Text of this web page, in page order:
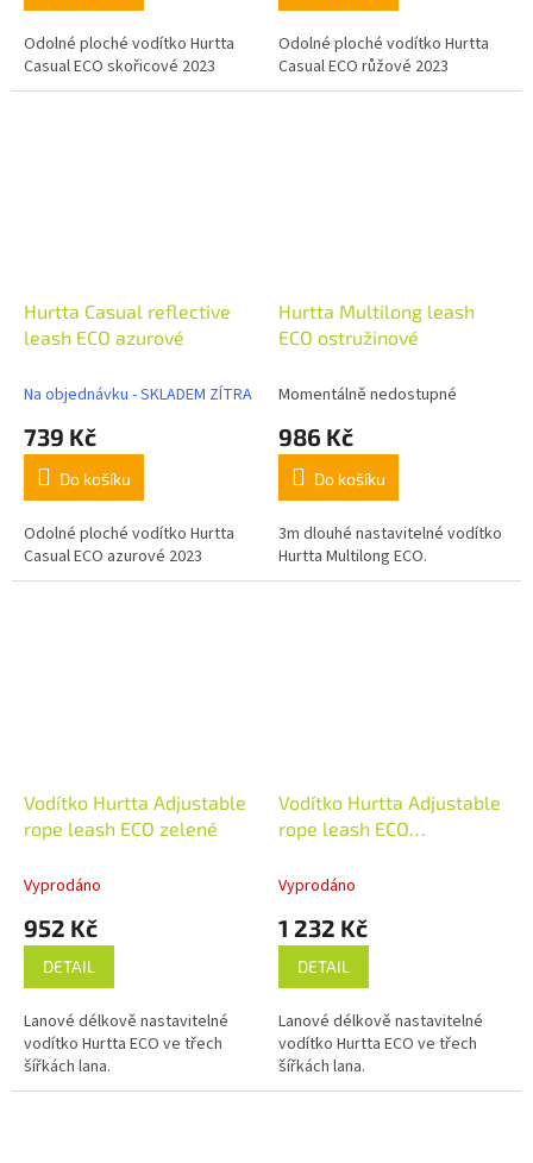
Odolné ploché vodítko Hurtta
Casual ECO skořicové 2023
Odolné ploché vodítko Hurtta
Casual ECO růžové 2023
Hurtta Casual reflective
leash ECO azurové
Na objednávku - SKLADEM ZÍTRA
739 Kč
Do košíku
Odolné ploché vodítko Hurtta
Casual ECO azurové 2023
Hurtta Multilong leash
ECO ostružinové
Momentálně nedostupné
986 Kč
Do košíku
3m dlouhé nastavitelné vodítko
Hurtta Multilong ECO.
Vodítko Hurtta Adjustable
rope leash ECO zelené
Vyprodáno
952 Kč
DETAIL
Lanové délkově nastavitelné
vodítko Hurtta ECO ve třech
šířkách lana.
Vodítko Hurtta Adjustable
rope leash ECO
Vyprodáno
1 232 Kč
DETAIL
Lanové délkově nastavitelné
vodítko Hurtta ECO ve třech
šířkách lana.